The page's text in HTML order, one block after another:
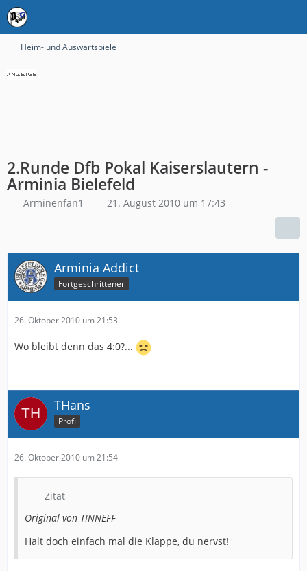
Heim- und Auswärtspiele
2.Runde Dfb Pokal Kaiserslautern -
Arminia Bielefeld
Arminenfan1 21. August 2010 um 17:43
Arminia Addict
Fortgeschrittener
26. Oktober 2010 um 21:53
Wo bleibt denn das 4:0?...
THans
Profi
26. Oktober 2010 um 21:54
Zitat
Original von TINNEFF
Halt doch einfach mal die Klappe, du nervst!